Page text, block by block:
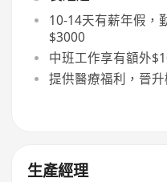
10-14天有薪年假，
$3000
中班工作享有額外
提供醫療福利，晉
生產經理